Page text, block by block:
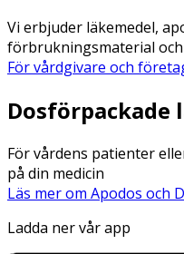
Vi erbjuder läkemedel,
förbrukningsmaterial
För vårdgivare och
Dosförpackade
För vårdens patienter
på din medicin
Läs mer om Apodos och
Ladda ner vår app